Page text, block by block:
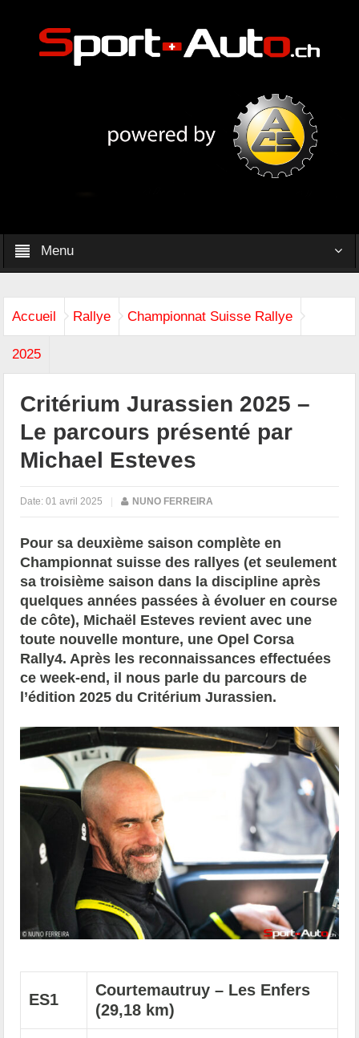
Menu
Accueil Rallye Championnat Suisse Rallye
2025
Critérium Jurassien 2025 –
Le parcours présenté par
Michael Esteves
Date:01 avril 2025 | NUNO FERREIRA
Pour sa deuxième saison complète en
Championnat suisse des rallyes (et seulement
sa troisième saison dans la discipline après
quelques années passées à évoluer en course
de côte), Michaël Esteves revient avec une
toute nouvelle monture, une Opel Corsa
Rally4. Après les reconnaissances effectuées
ce week-end, il nous parle du parcours de
l’édition 2025 du Critérium Jurassien.
ES1
Courtemautruy – Les Enfers
(29,18 km)